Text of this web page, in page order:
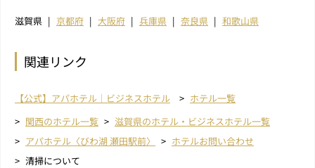
滋賀県 京都府 大阪府 兵庫県 奈良県 和歌山県
関連リンク
【公式】アパホテル｜ビジネスホテル
ホテル一覧
関西のホテル一覧
滋賀県のホテル・ビジネスホテル一覧
アパホテル〈びわ湖 瀬田駅前〉
ホテルお問い合わせ
清掃について